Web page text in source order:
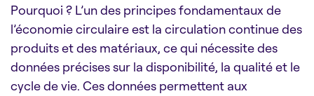
Pourquoi ? L’un des principes fondamentaux de
l’économie circulaire est la circulation continue des
produits et des matériaux, ce qui nécessite des
données précises sur la disponibilité, la qualité et le
cycle de vie. Ces données permettent aux